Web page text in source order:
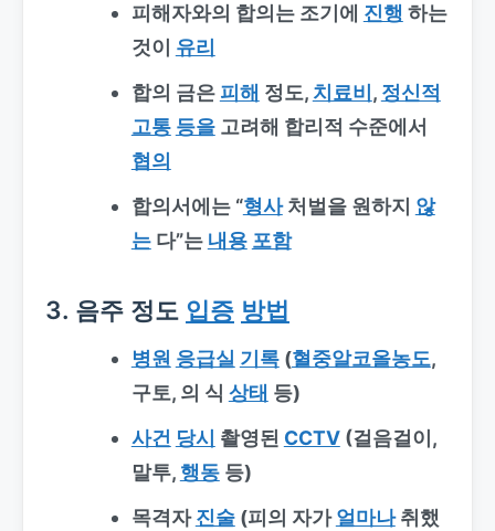
피해자와의 합의는 조기에 진행 하는
것이 유리
합의 금은 피해 정도, 치료비 , 정신적
고통 등을고려해 합리적 수준에서
협의
합의서에는 “형사처벌을 원하지 않
는다”는 내용 포함
3. 음주 정도 입증 방법
병원 응급실 기록(혈중알코올농도,
구토, 의 식 상태 등)
사건 당시 촬영된 CCTV(걸음걸이,
말투, 행동등)
목격자진술(피의 자가얼마나취했